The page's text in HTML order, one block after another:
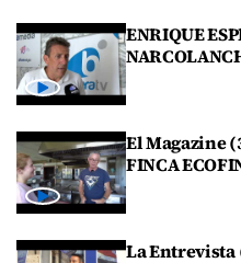
ENRIQUE
El Magazine
FINCA
La Entrevista